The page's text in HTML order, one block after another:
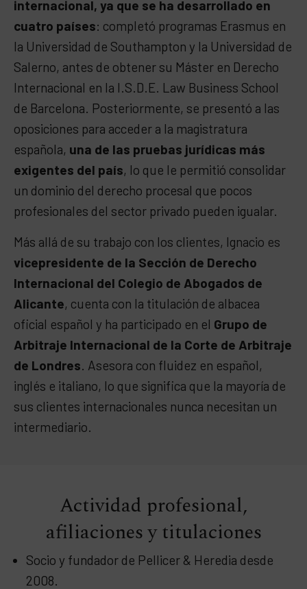
internacional, ya que se ha desarrollado en
cuatro países: completó programas Erasmus en
la Universidad de Southampton y la Universidad de
Salerno, antes de obtener su Máster en Derecho
Internacional en la I.S.D.E. Law Business School
de Barcelona. Posteriormente, se presentó a las
oposiciones para acceder a la magistratura
española, una de las pruebas jurídicas más
exigentes del país, lo que le permitió consolidar
un dominio del derecho procesal que pocos
profesionales del sector privado pueden igualar.
Más allá de su trabajo con los clientes, Ignacio es
vicepresidente de la Sección de Derecho
Internacional del Colegio de Abogados de
Alicante, cuenta con la titulación de albacea
oficial español y ha participado en el Grupo de
Arbitraje Internacional de la Corte de Arbitraje
de Londres . Asesora con fluidez en español,
inglés e italiano, lo que significa que la mayoría de
sus clientes internacionales nunca necesitan un
intermediario.
Actividad profesional,
afiliaciones y titulaciones
Socio y fundador de Pellicer & Heredia desde
2008.